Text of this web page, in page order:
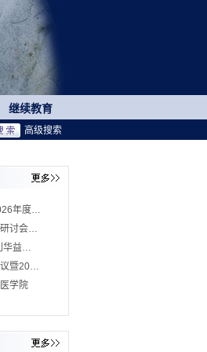
继续教育
高级搜索
年度…
研讨会…
华益…
议暨20…
学院